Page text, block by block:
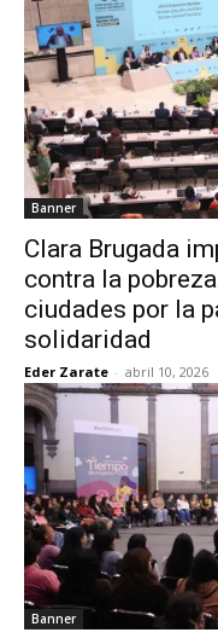
Banner
Clara Brugada
contra la
ciudades por la
solidaridad
Eder Zarate - abril 10, 2026
Banner